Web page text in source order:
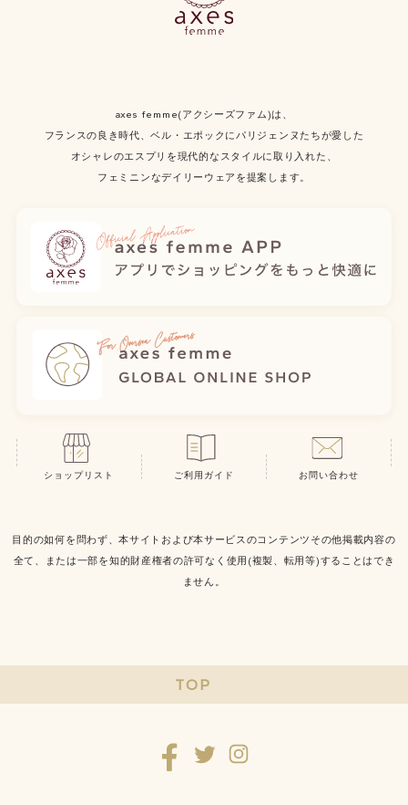
axes femme(アクシーズファム)は、
フランスの良き時代、ベル・エポックにパリジェンヌたちが愛した
オシャレのエスプリを現代的なスタイルに取り入れた、
フェミニンなデイリーウェアを提案します。
ショップリスト ご利用ガイド お問い合わせ
目的の如何を問わず、本サイトおよび本サービスのコンテンツその他掲載内容の
全て、または一部を知的財産権者の許可なく使用(複製、転用等)することはでき
ません。
TOP